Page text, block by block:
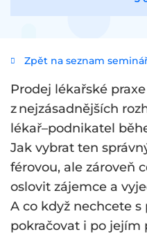
Zpět na seznam
Prodej lékařské
z nejzásadnějších
lékař–podnikatel
Jak vybrat ten
férovou, ale zároveň
oslovit zájemce a
A co když nechcete
pokračovat i po jejím